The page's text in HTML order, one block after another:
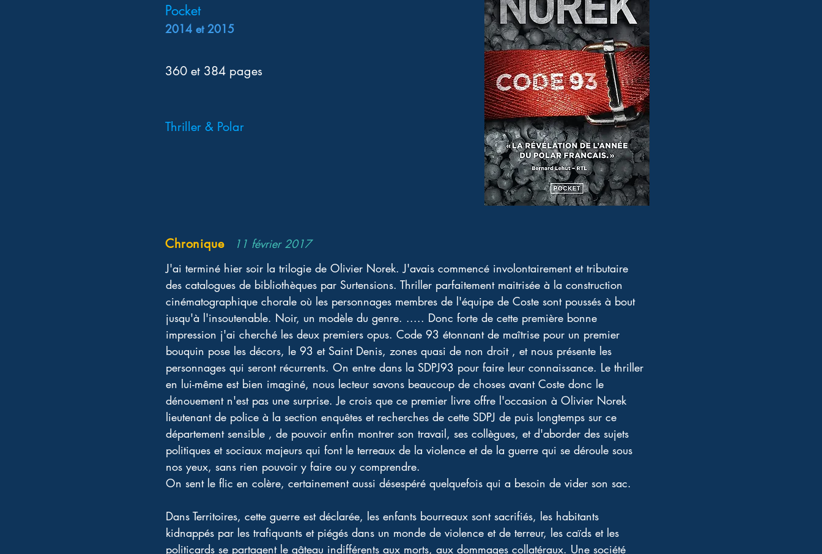
Pocket
2014 et 2015
360 et 384 pages
Thriller & Polar
Chronique
11 février 2017
J'ai terminé hier soir la trilogie de Olivier Norek. J'avais commencé involontairement et tributaire
des catalogues de bibliothèques par Surtensions. Thriller parfaitement maitrisée à la construction
cinématographique chorale où les personnages membres de l'équipe de Coste sont poussés à bout
jusqu'à l'insoutenable. Noir, un modèle du genre. ..... Donc forte de cette première bonne
impression j'ai cherché les deux premiers opus. Code 93 étonnant de maîtrise pour un premier
bouquin pose les décors, le 93 et Saint Denis, zones quasi de non droit , et nous présente les
personnages qui seront récurrents. On entre dans la SDPJ93 pour faire leur connaissance. Le thriller
en lui-même est bien imaginé, nous lecteur savons beaucoup de choses avant Coste donc le
dénouement n'est pas une surprise. Je crois que ce premier livre offre l'occasion à Olivier Norek
lieutenant de police à la section enquêtes et recherches de cette SDPJ de puis longtemps sur ce
département sensible , de pouvoir enfin montrer son travail, ses collègues, et d'aborder des sujets
politiques et sociaux majeurs qui font le terreaux de la violence et de la guerre qui se déroule sous
nos yeux, sans rien pouvoir y faire ou y comprendre.
On sent le flic en colère, certainement aussi désespéré quelquefois qui a besoin de vider son sac.
Dans Territoires, cette guerre est déclarée, les enfants bourreaux sont sacrifiés, les habitants
kidnappés par les trafiquants et piégés dans un monde de violence et de terreur, les caïds et les
politicards se partagent le gâteau indifférents aux morts, aux dommages collatéraux. Une société